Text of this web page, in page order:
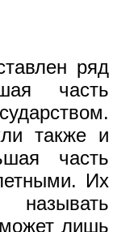
ряд
часть
также и
часть
Их
лишь